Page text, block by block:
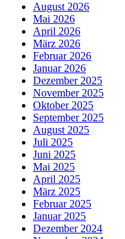
August 2026
Mai 2026
April 2026
März 2026
Februar 2026
Januar 2026
Dezember 2025
November 2025
Oktober 2025
September 2025
August 2025
Juli 2025
Juni 2025
Mai 2025
April 2025
März 2025
Februar 2025
Januar 2025
Dezember 2024